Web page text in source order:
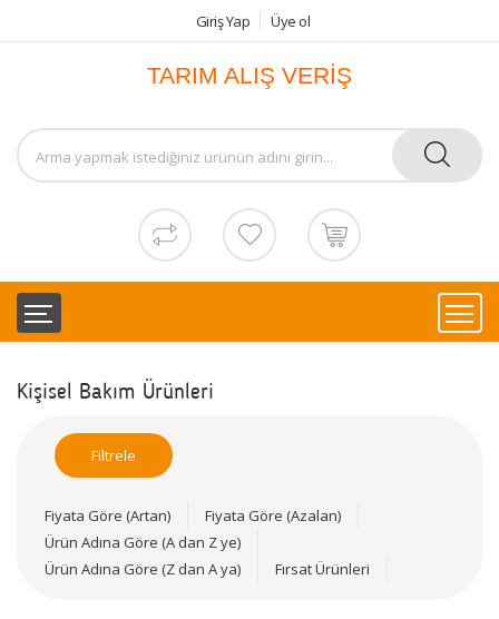
Giriş Yap Üye ol
TARIM ALIŞ VERİŞ
Kişisel Bakım Ürünleri
Filtrele
Fiyata Göre (Artan)
Fiyata Göre (Azalan)
Ürün Adına Göre (A dan Z ye)
Ürün Adına Göre (Z dan A ya)
Fırsat Ürünleri